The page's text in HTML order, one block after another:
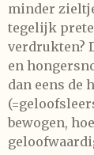
minder
tegelijk
verdrukten?
en
dan eens de
bewogen,